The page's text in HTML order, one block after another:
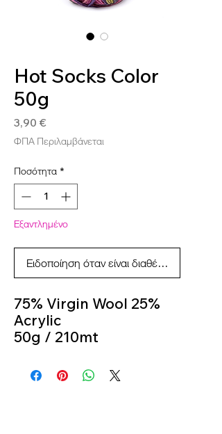
Hot Socks Color
50g
3,90 €
ΦΠΑ Περιλαμβάνεται
Ποσότητα *
Εξαντλημένο
Ειδοποίηση όταν είναι διαθέσιμο
75% Virgin Wool 25%
Acrylic
50g / 210mt
3m
Colour 402